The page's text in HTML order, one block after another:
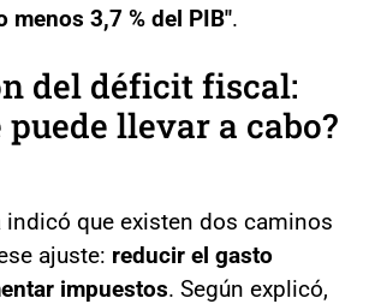
menos 3,7 % del PIB".
del déficit fiscal:
puede llevar a cabo?
indicó que existen dos caminos
ajuste: reducir el gasto
impuestos. Según explicó,